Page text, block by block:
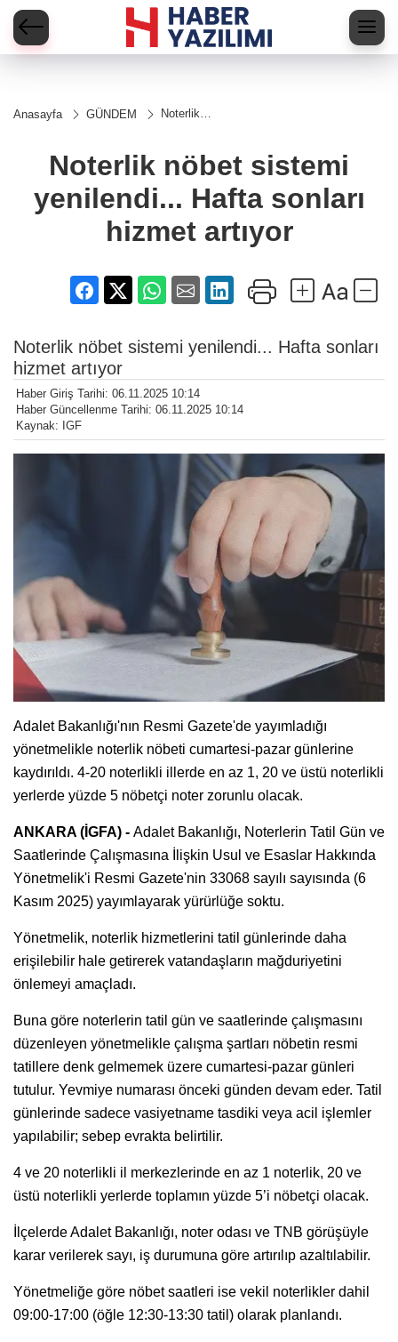
Anasayfa GÜNDEM
Noterlik
yenilendi...
Hafta
artıyor
Noterlik nöbet sistemi
yenilendi... Hafta sonları
hizmet artıyor
Noterlik nöbet sistemi yenilendi... Hafta sonları
hizmet artıyor
Haber Giriş Tarihi: 06.11.2025 10:14
Haber Güncellenme Tarihi: 06.11.2025 10:14
Kaynak: IGF
Adalet Bakanlığı'nın Resmi Gazete'de yayımladığı
yönetmelikle noterlik nöbeti cumartesi-pazar günlerine
kaydırıldı. 4-20 noterlikli illerde en az 1, 20 ve üstü noterlikli
yerlerde yüzde 5 nöbetçi noter zorunlu olacak.
ANKARA (İGFA) - Adalet Bakanlığı, Noterlerin Tatil Gün ve
Saatlerinde Çalışmasına İlişkin Usul ve Esaslar Hakkında
Yönetmelik'i Resmi Gazete'nin 33068 sayılı sayısında (6
Kasım 2025) yayımlayarak yürürlüğe soktu.
Yönetmelik, noterlik hizmetlerini tatil günlerinde daha
erişilebilir hale getirerek vatandaşların mağduriyetini
önlemeyi amaçladı.
Buna göre noterlerin tatil gün ve saatlerinde çalışmasını
düzenleyen yönetmelikle çalışma şartları nöbetin resmi
tatillere denk gelmemek üzere cumartesi-pazar günleri
tutulur. Yevmiye numarası önceki günden devam eder. Tatil
günlerinde sadece vasiyetname tasdiki veya acil işlemler
yapılabilir; sebep evrakta belirtilir.
4 ve 20 noterlikli il merkezlerinde en az 1 noterlik, 20 ve
üstü noterlikli yerlerde toplamın yüzde 5’i nöbetçi olacak.
İlçelerde Adalet Bakanlığı, noter odası ve TNB görüşüyle
karar verilerek sayı, iş durumuna göre artırılıp azaltılabilir.
Yönetmeliğe göre nöbet saatleri ise vekil noterlikler dahil
09:00-17:00 (öğle 12:30-13:30 tatil) olarak planlandı.